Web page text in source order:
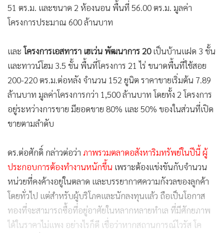
51 ตร.ม. และขนาด 2 ห้องนอน พื้นที่ 56.00 ตร.ม. มูลค่า
โครงการประมาณ 600 ล้านบาท
และโครงการเอสทารา เฮเว่น พัฒนาการ 20เป็นบ้านแฝด 3 ชั้น
และทาวน์โฮม 3.5 ชั้น พื้นที่โครงการ 21 ไร่ ขนาดพื้นที่ใช้สอย
200-220 ตร.ม.ต่อหลัง จำนวน 152 ยูนิต ราคาขายเริ่มต้น 7.89
ล้านบาท มูลค่าโครงการกว่า 1,500 ล้านบาท โดยทั้ง 2 โครงการ
อยู่ระหว่างการขาย มียอดขาย 80% และ 50% ของในส่วนที่เปิด
ขายตามลำดับ
ดร.ต่อศักดิ์ กล่าวต่อว่า ภาพรวมตลาดอสังหาริมทรัพย์ในปีนี้ ผู้
ประกอบการต้องทำงานหนักขึ้น เพราะต้องแข่งขันกับจำนวน
หน่วยที่คงค้างอยู่ในตลาด และบรรยากาศความกังวลของลูกค้า
โดยทั่วไป แต่สำหรับผู้บริโภคและนักลงทุนแล้ว ถือเป็นโอกาส
ทองที่จะสามารถซื้อที่อยู่อาศัยในหลากหลายทำเล ที่มีศักยภาพ
ได้ในราคาไม่แพง อย่างไรก็ดี เชื่อว่าหากสถานการณ์ไวรัส โค